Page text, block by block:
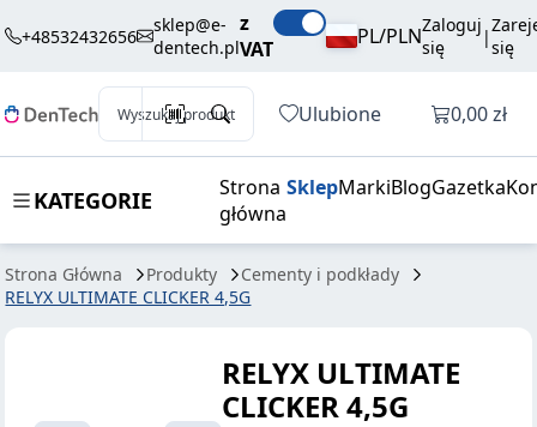
+48532432656
sklep@e-
dentech.pl
z
VAT
PL/PLNZaloguj
się
|się
Wyszukaj produkt Ulubione Otwórz
0,00 zł
KATEGORIE
Strona
główna
SklepMarkiBlogGazetka
Strona Główna Produkty
Cementy i podkłady
RELYX ULTIMATE CLICKER 4,5G
ULTIMATE
CLICKER 4,5G
brutto / szt.
RELYX ULTIMATE
CLICKER 4,5G